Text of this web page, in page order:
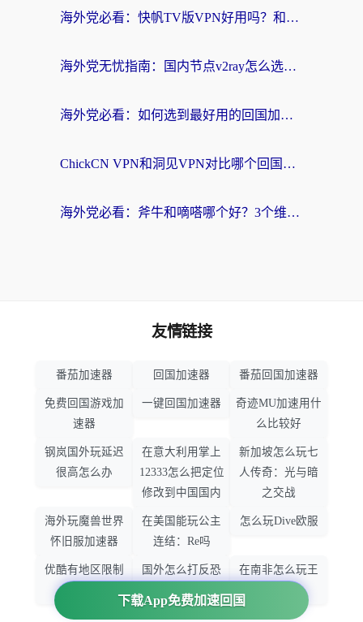
海外党必看：快帆TV版VPN好用吗？和快游VPN对比哪个回国效果更好？附实用避坑指南
海外党无忧指南：国内节点v2ray怎么选？一键回国VPN+多场景实测帮你避坑
海外党必看：如何选到最好用的回国加速器？从节点到售后的全维度指南
ChickCN VPN和洞见VPN对比哪个回国效果更好？海外党亲测3款加速器+避坑指南
海外党必看：斧牛和嘀嗒哪个好？3个维度教你选对回国加速器
下载App免费加速回国
友情链接
番茄加速器 回国加速器 番茄回国加速器
免费回国游戏加
速器
一键回国加速器
奇迹MU加速用什
么比较好
钢岚国外玩延迟
很高怎么办
在意大利用掌上
12333怎么把定位
修改到中国国内
新加坡怎么玩七
人传奇：光与暗
之交战
海外玩魔兽世界
怀旧服加速器
在美国能玩公主
连结：Re吗
怎么玩Dive欧服
优酷有地区限制
国外怎么打反恐
精英：全球攻势
在南非怎么玩王